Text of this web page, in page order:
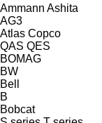
Ammann Ashita
AG3
Atlas Copco
QAS QES
BOMAG
BW
Bell
B
Bobcat